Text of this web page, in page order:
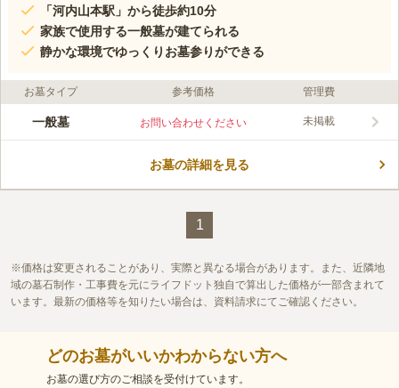
「河内山本駅」から徒歩約10分
家族で使用する一般墓が建てられる
静かな環境でゆっくりお墓参りができる
お墓タイプ 参考価格 管理費
一般墓 お問い合わせください 未掲載
お墓の詳細を見る
1
価格は変更されることがあり、実際と異なる場合があります。また、近隣地
域の墓石制作・工事費を元にライフドット独自で算出した価格が一部含まれて
います。最新の価格等を知りたい場合は、資料請求にてご確認ください。
どのお墓がいいかわからない方へ
お墓の選び方のご相談を受付けています。